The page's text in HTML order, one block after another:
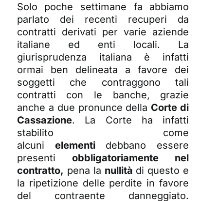
Solo poche settimane fa abbiamo
parlato dei recenti recuperi da
contratti derivati per varie aziende
italiane ed enti locali. La
giurisprudenza italiana è infatti
ormai ben delineata a favore dei
soggetti che contraggono tali
contratti con le banche, grazie
anche a due pronunce della Corte di
Cassazione. La Corte ha infatti
stabilito come
alcuni elementidebbano essere
presenti obbligatoriamente nel
contratto, pena la nullità di questo e
la ripetizione delle perdite in favore
del contraente danneggiato.